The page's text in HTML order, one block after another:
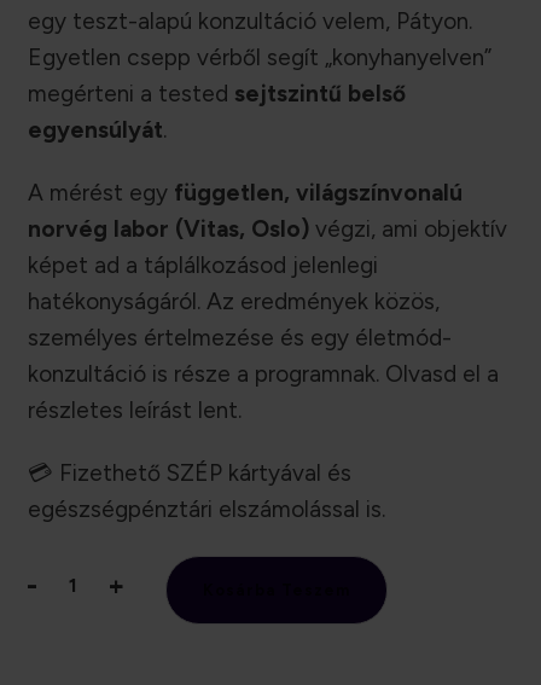
was:
198400 Ft.
is:
89900
egy teszt-alapú konzultáció velem, Pátyon.
Egyetlen csepp vérből segít „konyhanyelven”
megérteni a tested sejtszintű belső
egyensúlyát.
A mérést egy független, világszínvonalú
norvég labor (Vitas, Oslo) végzi, ami objektív
képet ad a táplálkozásod jelenlegi
hatékonyságáról. Az eredmények közös,
személyes értelmezése és egy életmód-
konzultáció is része a programnak. Olvasd el a
részletes leírást lent.
💳 Fizethető SZÉP kártyával és
egészségpénztári elszámolással is.
-ÉletmódMátrix
+